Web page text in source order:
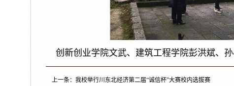
创新创业学院文武、 建筑工程学院彭洪斌、
上一条： 我校举行川东北经济第二届“诚信杯”大赛校内选拔赛